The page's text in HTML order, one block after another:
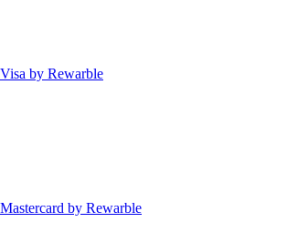
Visa by Rewarble
Mastercard by Rewarble